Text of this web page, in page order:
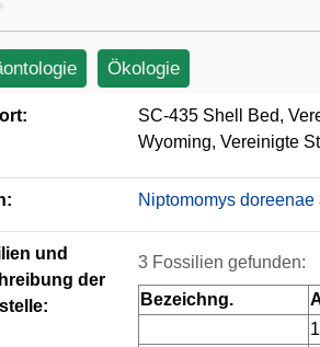
Ökologie
SC-435 Shell Bed,
Wyoming, Vereinigte
Niptomomys doreenae
und
der
3 Fossilien gefunden:
Bezeichng.
1